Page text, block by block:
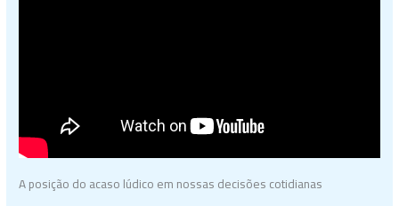
A posição do acaso lúdico em nossas decisões cotidianas